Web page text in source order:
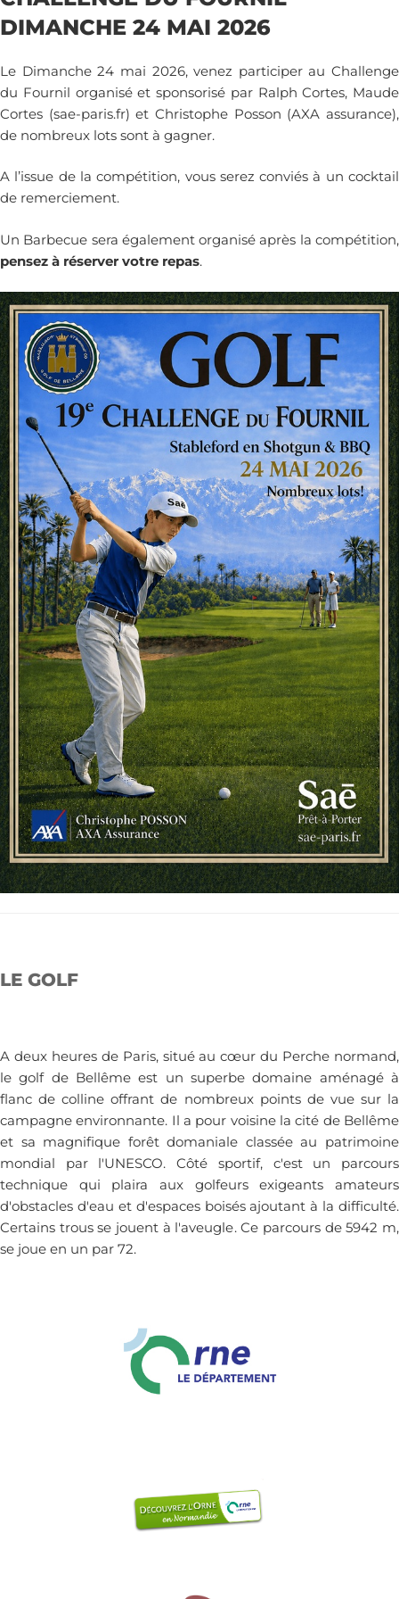
DIMANCHE 24 MAI 2026
Le Dimanche 24 mai 2026, venez participer au Challenge
du Fournil organisé et sponsorisé par Ralph Cortes, Maude
Cortes (sae-paris.fr) et Christophe Posson (AXA assurance),
de nombreux lots sont à gagner.
A l’issue de la compétition, vous serez conviés à un cocktail
de remerciement.
Un Barbecue sera également organisé après la compétition,
pensez à réserver votre repas.
LE GOLF
A deux heures de Paris, situé au cœur du Perche normand,
le golf de Bellême est un superbe domaine aménagé à
flanc de colline offrant de nombreux points de vue sur la
campagne environnante. Il a pour voisine la cité de Bellême
et sa magnifique forêt domaniale classée au patrimoine
mondial par l'UNESCO. Côté sportif, c'est un parcours
technique qui plaira aux golfeurs exigeants amateurs
d'obstacles d'eau et d'espaces boisés ajoutant à la difficulté.
Certains trous se jouent à l'aveugle. Ce parcours de 5942 m,
se joue en un par 72.